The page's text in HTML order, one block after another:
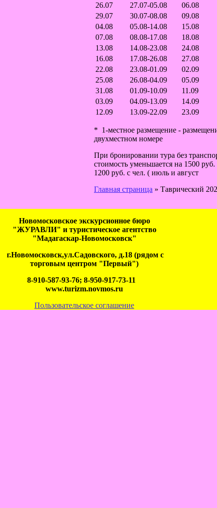
26.07
27.07-05.08
06.08
29.07
30.07-08.08
09.08
04.08
05.08-14.08
15.08
07.08
08.08-17.08
18.08
13.08
14.08-23.08
24.08
16.08
17.08-26.08
27.08
22.08
23.08-01.09
02.09
25.08
26.08-04.09
05.09
31.08
01.09-10.09
11.09
03.09
04.09-13.09
14.09
12.09
13.09-22.09 23.09
* 1-местное размещение -
двухместном номере
При бронировании тура без
стоимость уменьшается на 1500
1200 руб. с чел. ( июль и август
Главная страница » Таврический
Новомосковское экскурсионное бюро
"ЖУРАВЛИ" и туристическое агентство
"Мадагаскар-Новомосковск"
г.Новомосковск,ул.Садовского, д.18 (рядом с
торговым центром "Первый")
8-910-587-93-76; 8-950-917-73-11
www.turizm.novmos.ru
Пользовательское соглашение